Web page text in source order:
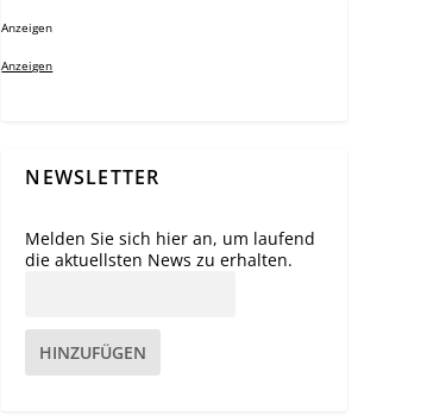
Anzeigen
Anzeigen
NEWSLETTER
Melden Sie sich hier an, um laufend
die aktuellsten News zu erhalten.
HINZUFÜGEN